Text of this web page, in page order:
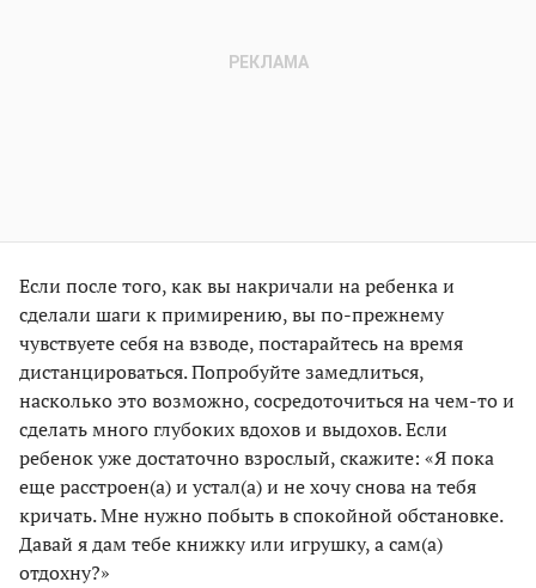
Если после того, как вы накричали на ребенка и
сделали шаги к примирению, вы по-прежнему
чувствуете себя на взводе, постарайтесь на время
дистанцироваться. Попробуйте замедлиться,
насколько это возможно, сосредоточиться на чем-то и
сделать много глубоких вдохов и выдохов. Если
ребенок уже достаточно взрослый, скажите: «Я пока
еще расстроен(а) и устал(а) и не хочу снова на тебя
кричать. Мне нужно побыть в спокойной обстановке.
Давай я дам тебе книжку или игрушку, а сам(а)
отдохну?»